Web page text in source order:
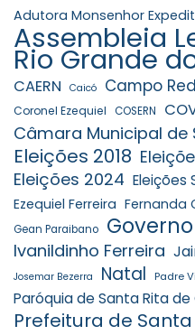
Adutora Monsenhor
Assembleia
Rio Grande
CAERN Caicó Campo
Coronel Ezequiel COSERN
Câmara Municipal de
Eleições 2018
Eleições 2024 Eleições
Ezequiel Ferreira Fernanda
Gean Paraibano
Ivanildinho Ferreira
Josemar Bezerra Natal Padre
Paróquia de Santa Rita de
Prefeitura de